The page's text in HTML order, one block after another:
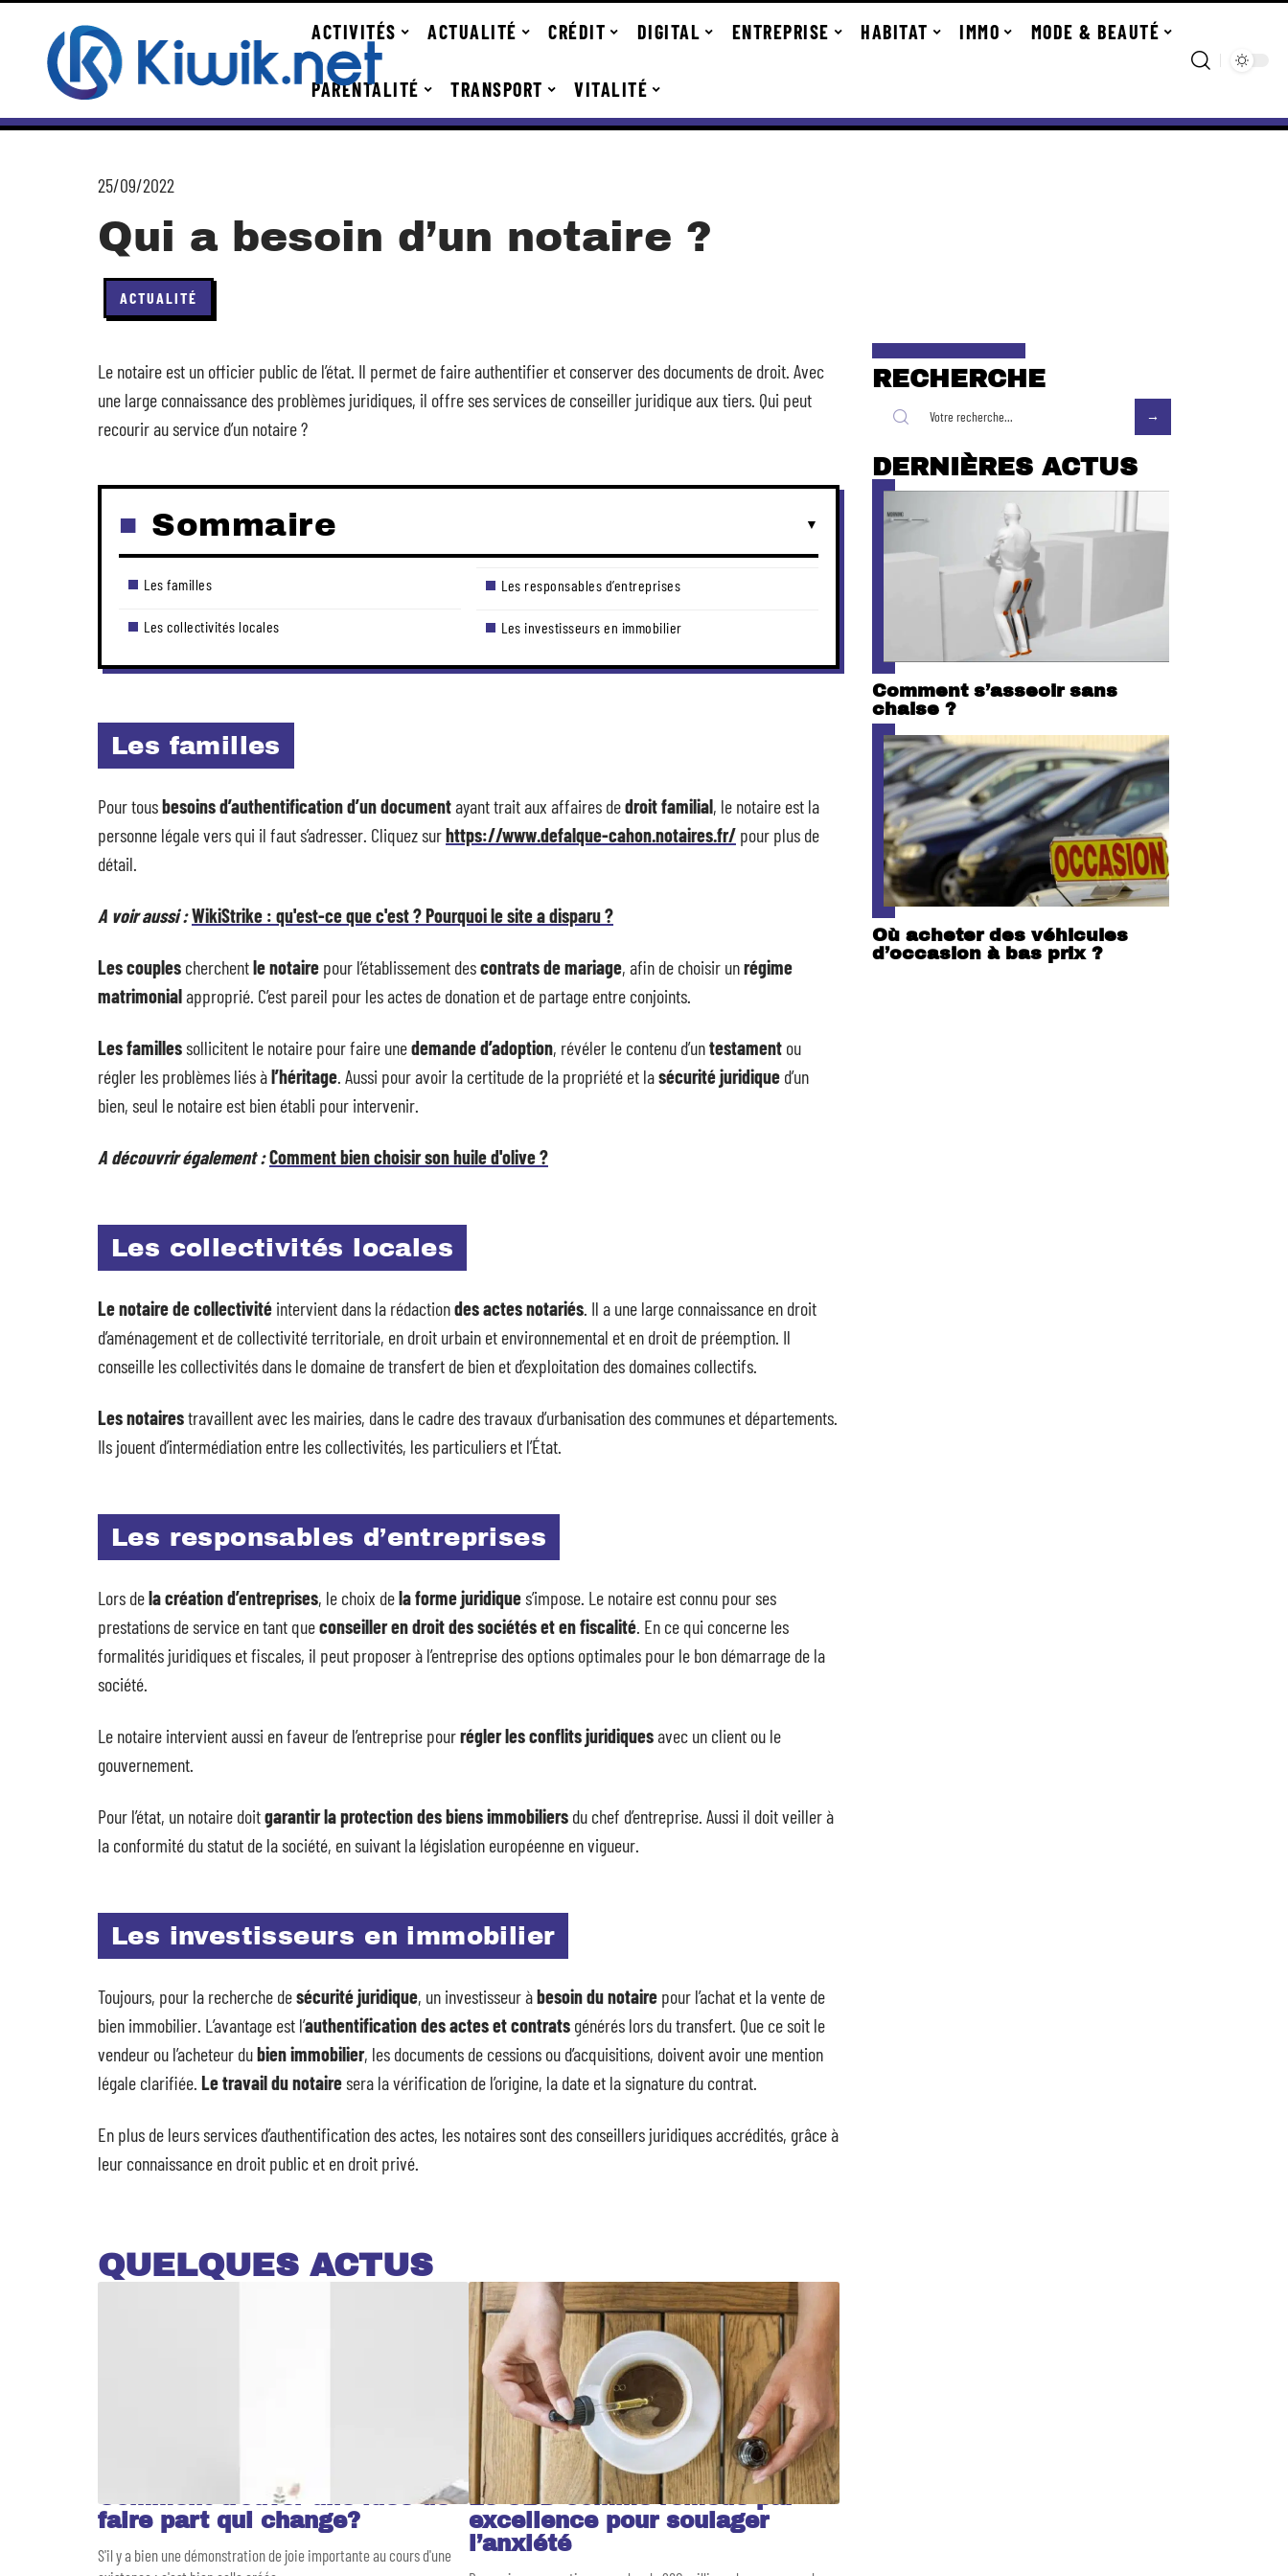
ACTIVITÉS ACTUALITÉ CRÉDIT DIGITAL ENTREPRISE HABITAT IMMO MODE & BEAUTÉ
PARENTALITÉ TRANSPORT VITALITÉ
25/09/2022
Qui a besoin d’un notaire ?
ACTUALITÉ
Le notaire est un officier public de l’état. Il permet de faire authentifier et conserver des documents de droit. Avec
une large connaissance des problèmes juridiques, il offre ses services de conseiller juridique aux tiers. Qui peut
recourir au service d’un notaire ?
Sommaire
Les familles
Les collectivités locales
Les responsables d’entreprises
Les investisseurs en immobilier
Les familles
Pour tousbesoins d’authentification d’un documentayant trait aux affaires dedroit familial, le notaire est la
personne légale vers qui il faut s’adresser. Cliquez surhttps://www.defalque-cahon.notaires.fr/ pour plus de
détail.
A voir aussi :WikiStrike : qu'est-ce que c'est ? Pourquoi le site a disparu ?
Les couples cherchentle notaire pour l’établissement descontrats de mariage, afin de choisir unrégime
matrimonialapproprié. C’est pareil pour les actes de donation et de partage entre conjoints.
Les famillessollicitent le notaire pour faire unedemande d’adoption, révéler le contenu d’untestament ou
régler les problèmes liés àl’héritage. Aussi pour avoir la certitude de la propriété et lasécurité juridique d’un
bien, seul le notaire est bien établi pour intervenir.
A découvrir également :Comment bien choisir son huile d'olive ?
Les collectivités locales
Le notaire de collectivité intervient dans la rédactiondes actes notariés. Il a une large connaissance en droit
d’aménagement et de collectivité territoriale, en droit urbain et environnemental et en droit de préemption. Il
conseille les collectivités dans le domaine de transfert de bien et d’exploitation des domaines collectifs.
Les notairestravaillent avec les mairies, dans le cadre des travaux d’urbanisation des communes et départements.
Ils jouent d’intermédiation entre les collectivités, les particuliers et l’État.
Les responsables d’entreprises
Lors dela création d’entreprises, le choix dela forme juridiques’impose. Le notaire est connu pour ses
prestations de service en tant queconseiller en droit des sociétés et en fiscalité. En ce qui concerne les
formalités juridiques et fiscales, il peut proposer à l’entreprise des options optimales pour le bon démarrage de la
société.
Le notaire intervient aussi en faveur de l’entreprise pourrégler les conflits juridiquesavec un client ou le
gouvernement.
Pour l’état, un notaire doitgarantir la protection des biens immobiliers du chef d’entreprise. Aussi il doit veiller à
la conformité du statut de la société, en suivant la législation européenne en vigueur.
Les investisseurs en immobilier
Toujours, pour la recherche desécurité juridique, un investisseur àbesoin du notaire pour l’achat et la vente de
bien immobilier. L’avantage est l’authentification des actes et contrats générés lors du transfert. Que ce soit le
vendeur ou l’acheteur dubien immobilier, les documents de cessions ou d’acquisitions, doivent avoir une mention
légale clarifiée. Le travail du notairesera la vérification de l’origine, la date et la signature du contrat.
En plus de leurs services d’authentification des actes, les notaires sont des conseillers juridiques accrédités, grâce à
leur connaissance en droit public et en droit privé.
QUELQUES ACTUS
Comment trouver une idée de
faire part qui change?
S'il y a bien une démonstration de joie importante au cours d'une
Le CBD comme remède par
excellence pour soulager
l’anxiété
RECHERCHE
DERNIÈRES ACTUS
Comment s’asseoir sans
chaise ?
Où acheter des véhicules
d’occasion à bas prix ?